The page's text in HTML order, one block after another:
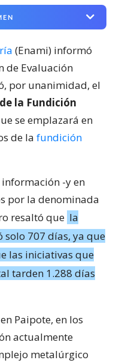
(Enami) informó
de Evaluación
por unanimidad, el
la Fundición
se emplazará en
de la fundición
información -y en
por la denominada
resaltó que la
707 días, ya que
las iniciativas que
tarden 1.288 días
Paipote, en los
actualmente
metalúrgico